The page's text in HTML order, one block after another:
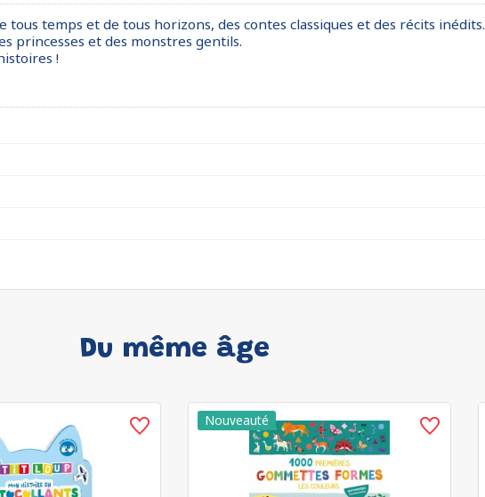
temps et de tous horizons, des contes classiques et des récits inédits.
princesses et des monstres gentils.
!
Du même âge